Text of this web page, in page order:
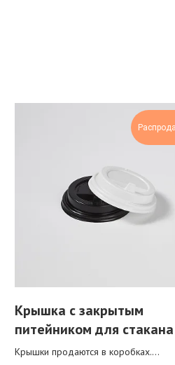
Крышка с закрытым
питейником для стакана
мл
Крышки продаются в коробках.